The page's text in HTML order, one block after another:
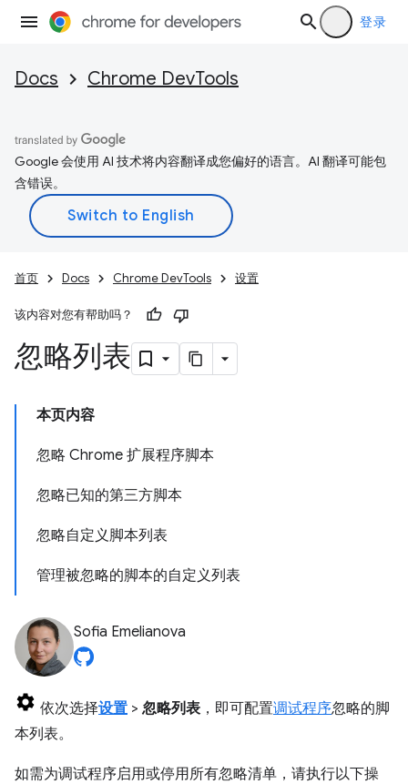
登录
Docs Chrome DevTools
Google 会使用 AI 技术将内容翻译成您偏好的语言。AI 翻译可能包
含错误。
首页 Docs Chrome DevTools 设置
该内容对您有帮助吗？
忽略列表
本页内容
忽略 Chrome 扩展程序脚本
忽略已知的第三方脚本
忽略自定义脚本列表
管理被忽略的脚本的自定义列表
Sofia Emelianova
依次选择设置 > 忽略列表 ，即可配置调试程序忽略的脚
本列表。
如需为调试程序启用或停用所有忽略清单，请执行以下操